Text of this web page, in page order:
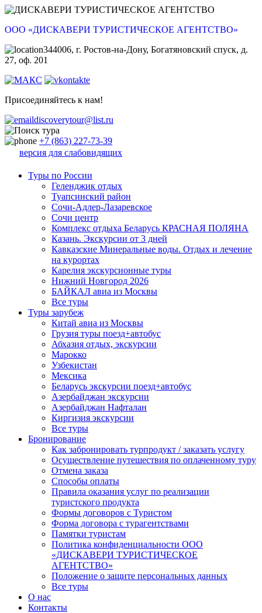
ООО «ДИСКАВЕРИ ТУРИСТИЧЕСКОЕ АГЕНТСТВО»
344006, г. Ростов-на-Дону, Богатяновский спуск, д.
27, оф. 201
Присоединяйтесь к нам!
discoverytour@list.ru
+7 (863) 227-73-39
версия для слабовидящих
Туры по России
Геленджик отдых
Туапсинский район
Сочи-Адлер-Лазаревское
Сочи центр
Комплекс отдыха Беларусь КРАСНАЯ ПОЛЯНА
Казань. Экскурсии от 3 дней
Кавказские Минеральные воды. Отдых и лечение
на курортах
Карелия экскурсионные туры
Нижний Новгород 2026
БАЙКАЛ авиа из Москвы
Все туры
Туры зарубеж
Китай авиа из Москвы
Грузия туры поезд+автобус
Абхазия отдых, экскурсии
Марокко
Узбекистан
Мексика
Беларусь экскурсии поезд+автобус
Азербайджан экскурсии
Азербайджан Нафталан
Киргизия экскурсии
Все туры
Бронирование
Как забронировать турпродукт / заказать услугу
Осуществление путешествия по оплаченному туру
Отмена заказа
Способы оплаты
Правила оказания услуг по реализации
туристского продукта
Формы договоров с Туристом
Форма договора с турагентствами
Памятки туристам
Политика конфиденциальности ООО
«ДИСКАВЕРИ ТУРИСТИЧЕСКОЕ
АГЕНТСТВО»
Положение о защите персональных данных
Все туры
О нас
Контакты